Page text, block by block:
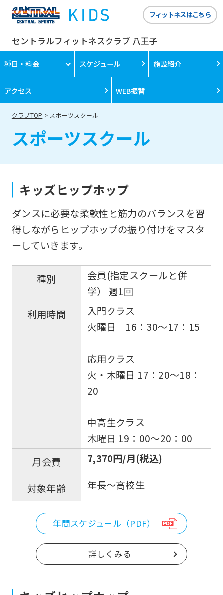
セントラルフィットネスクラブ 八王子
フィットネスはこちら
種目・料金 スケジュール 施設紹介
アクセス WEB振替
クラブTOP スポーツスクール
スポーツスクール
キッズヒップホップ
ダンスに必要な柔軟性と筋力のバランスを習
得しながらヒップホップの振り付けをマスタ
ーしていきます。
種別
会員(指定スクールと併
学） 週1回
利用時間
入門クラス
火曜日 16：30〜17：15
応用クラス
火・木曜日 17：20〜18：
20
中高生クラス
木曜日 19：00〜20：00
月会費
7,370円/月(税込)
対象年齢 年長～高校生
年間スケジュール（PDF）
詳しくみる